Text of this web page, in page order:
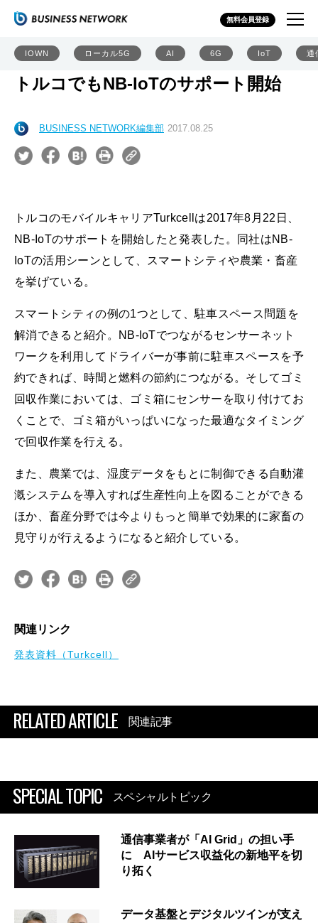
無料会員登録
IOWN ローカル5G AI 6G IoT 通
トルコでもNB-IoTのサポート開始
BUSINESS NETWORK編集部 2017.08.25
トルコのモバイルキャリアTurkcellは2017年8月22日、
NB-IoTのサポートを開始したと発表した。同社はNB-
IoTの活用シーンとして、スマートシティや農業・畜産
を挙げている。
スマートシティの例の1つとして、駐車スペース問題を
解消できると紹介。NB-IoTでつながるセンサーネット
ワークを利用してドライバーが事前に駐車スペースを予
約できれば、時間と燃料の節約につながる。そしてゴミ
回収作業においては、ゴミ箱にセンサーを取り付けてお
くことで、ゴミ箱がいっぱいになった最適なタイミング
で回収作業を行える。
また、農業では、湿度データをもとに制御できる自動灌
漑システムを導入すれば生産性向上を図ることができる
ほか、畜産分野では今よりもっと簡単で効果的に家畜の
見守りが行えるようになると紹介している。
関連リンク
発表資料（Turkcell）
RELATED ARTICLE 関連記事
SPECIAL TOPIC スペシャルトピック
通信事業者が「AI Grid」の担い手
に AIサービス収益化の新地平を切
り拓く
データ基盤とデジタルツインが支え